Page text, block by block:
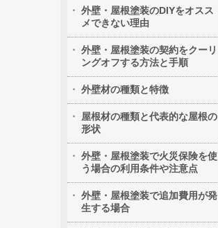
外壁・屋根塗装のDIYをオスス
メできない理由
外壁・屋根塗装の契約をクーリ
ングオフする方法と手順
外壁材の種類と特徴
屋根材の種類と代表的な屋根の
形状
外壁・屋根塗装で火災保険を使
う場合の利用条件や注意点
外壁・屋根塗装で追加費用が発
生する場合